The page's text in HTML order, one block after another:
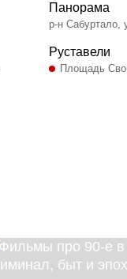
Панорама
р-н Сабуртало,
Руставели
Площадь